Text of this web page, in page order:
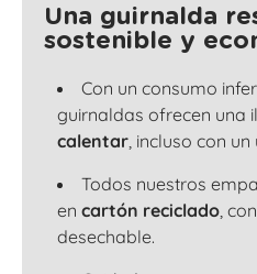
Una guirnalda
sostenible y
Con un consumo
guirnaldas ofrecen una
calentar , incluso con
Todos nuestros
en cartón reciclado ,
desechable.